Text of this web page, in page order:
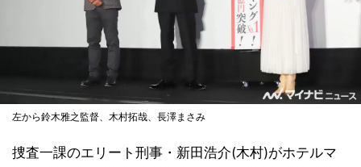
左から鈴木雅之監督、木村拓哉、長澤まさみ
捜査一課のエリート刑事・新田浩介(木村)がホテルマ